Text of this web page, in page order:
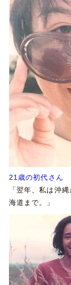
21歳の初代さん
「翌年、私は沖
海道まで。」